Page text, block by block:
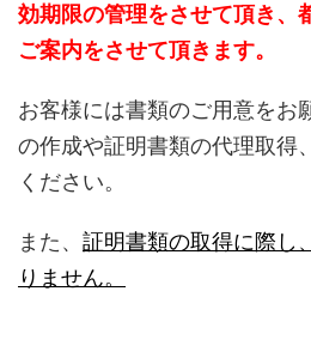
効期限の管理をさせて頂き、
ご案内をさせて頂きます。
お客様には書類のご用意をお
の作成や証明書類の代理取得
ください。
また、 証明書類の取得に際し
りません。